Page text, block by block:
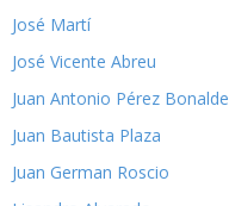
José Martí
José Vicente Abreu
Juan Antonio Pérez Bonalde
Juan Bautista Plaza
Juan German Roscio